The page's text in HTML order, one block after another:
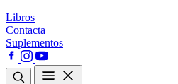
Libros
Contacta
Suplementos